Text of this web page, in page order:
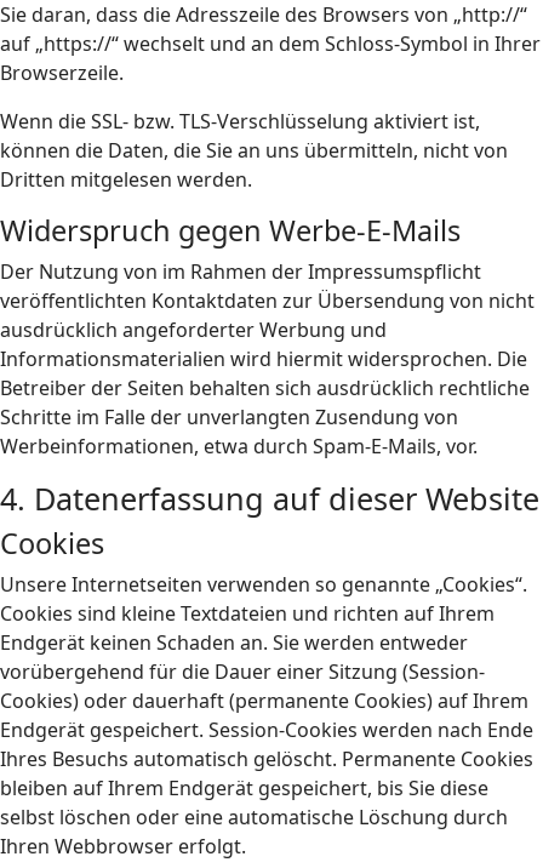
Sie daran, dass die Adresszeile des Browsers von „http://“
auf „https://“ wechselt und an dem Schloss-Symbol in Ihrer
Browserzeile.
Wenn die SSL- bzw. TLS-Verschlüsselung aktiviert ist,
können die Daten, die Sie an uns übermitteln, nicht von
Dritten mitgelesen werden.
Widerspruch gegen Werbe-E-Mails
Der Nutzung von im Rahmen der Impressumspflicht
veröffentlichten Kontaktdaten zur Übersendung von nicht
ausdrücklich angeforderter Werbung und
Informationsmaterialien wird hiermit widersprochen. Die
Betreiber der Seiten behalten sich ausdrücklich rechtliche
Schritte im Falle der unverlangten Zusendung von
Werbeinformationen, etwa durch Spam-E-Mails, vor.
4. Datenerfassung auf dieser Website
Cookies
Unsere Internetseiten verwenden so genannte „Cookies“.
Cookies sind kleine Textdateien und richten auf Ihrem
Endgerät keinen Schaden an. Sie werden entweder
vorübergehend für die Dauer einer Sitzung (Session-
Cookies) oder dauerhaft (permanente Cookies) auf Ihrem
Endgerät gespeichert. Session-Cookies werden nach Ende
Ihres Besuchs automatisch gelöscht. Permanente Cookies
bleiben auf Ihrem Endgerät gespeichert, bis Sie diese
selbst löschen oder eine automatische Löschung durch
Ihren Webbrowser erfolgt.